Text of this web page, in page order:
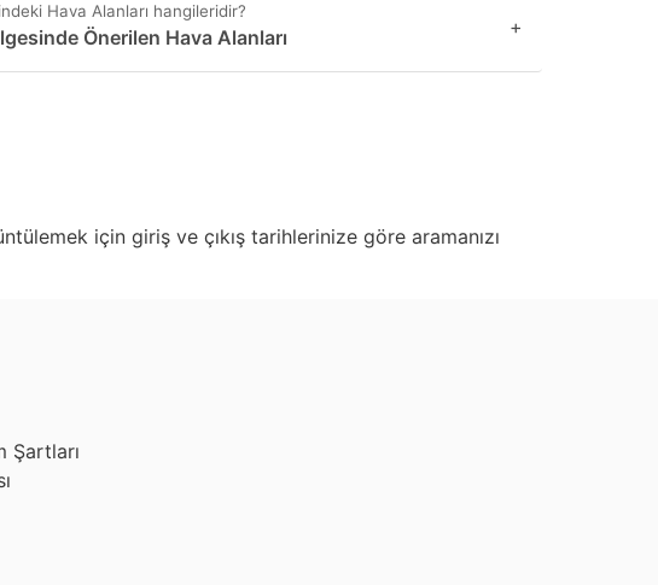
Hava Alanları hangileridir?
Önerilen Hava Alanları +
için giriş ve çıkış tarihlerinize göre aramanızı
Şartları